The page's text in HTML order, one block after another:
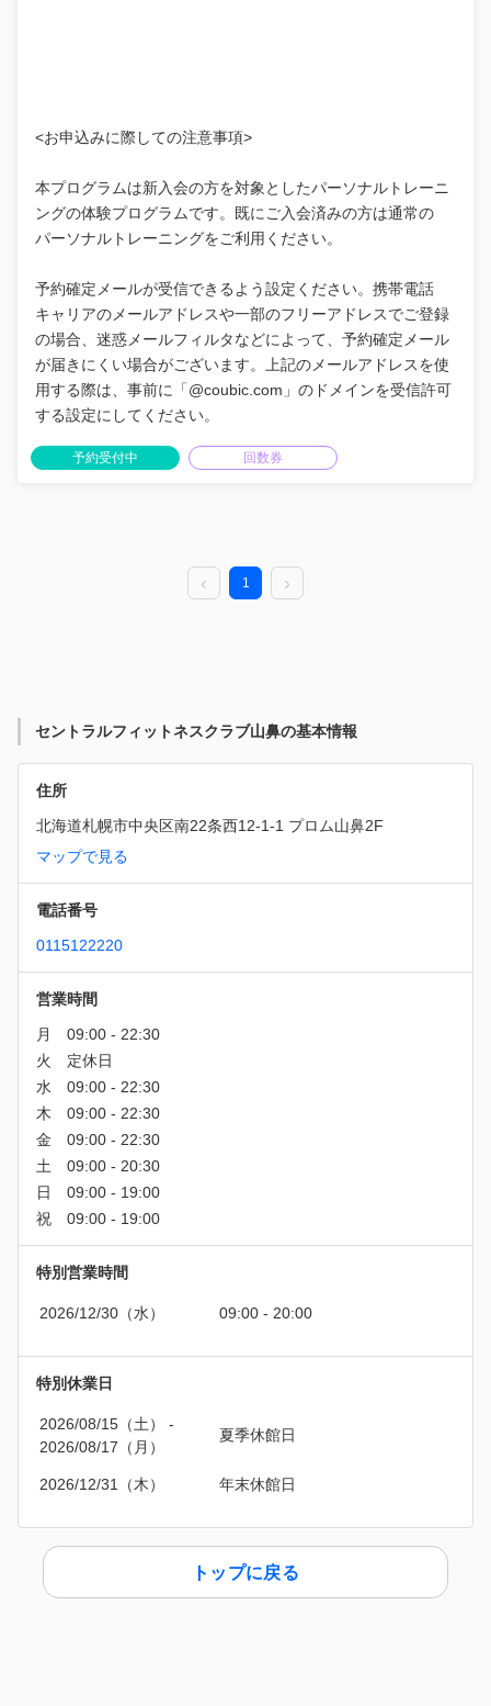
<お申込みに際しての注意事項>
本プログラムは新入会の方を対象としたパーソナルトレーニ
ングの体験プログラムです。既にご入会済みの方は通常の
パーソナルトレーニングをご利用ください。
予約確定メールが受信できるよう設定ください。携帯電話
キャリアのメールアドレスや一部のフリーアドレスでご登録
の場合、迷惑メールフィルタなどによって、予約確定メール
が届きにくい場合がございます。上記のメールアドレスを使
用する際は、事前に「@coubic.com」のドメインを受信許可
する設定にしてください。
予約受付中 回数券
1
セントラルフィットネスクラブ山鼻の基本情報
住所
北海道札幌市中央区南22条西12-1-1 プロム山鼻2F
マップで見る
電話番号
0115122220
営業時間
特別営業時間
2026/12/30（水） 09:00 - 20:00
特別休業日
2026/08/15（土）
-
2026/08/17（月）
夏季休館日
2026/12/31（木） 年末休館日
トップに戻る